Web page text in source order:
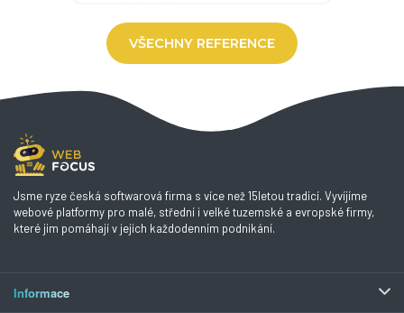
VŠECHNY REFERENCE
Jsme ryze česká softwarová firma s více než 15letou tradicí. Vyvíjíme
webové platformy pro malé, střední i velké tuzemské a evropské firmy,
které jim pomáhají v jejich každodenním podnikání.
Informace